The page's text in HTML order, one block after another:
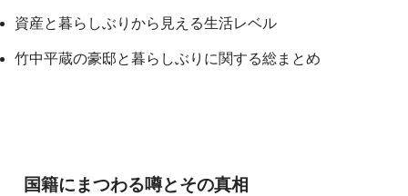
資産と暮らしぶりから見える生活レベル
竹中平蔵の豪邸と暮らしぶりに関する総まとめ
国籍にまつわる噂とその真相